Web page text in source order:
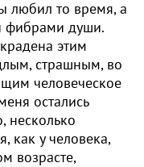
любил то время, а
фибрами души.
этим
страшным, во
человеческое
остались
несколько
как у человека,
возрасте,